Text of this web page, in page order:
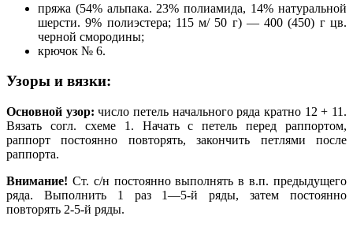
пряжа (54% альпака. 23% полиамида, 14% натуральной
шерсти. 9% полиэстера; 115 м/ 50 г) — 400 (450) г цв.
черной смородины;
крючок № 6.
Узоры и вязки:
Основной узор: число петель начального ряда кратно 12 + 11.
Вязать согл. схеме 1. Начать с петель перед раппортом,
раппорт постоянно повторять, закончить петлями после
раппорта.
Внимание! Ст. с/н постоянно выполнять в в.п. предыдущего
ряда. Выполнить 1 раз 1—5-й ряды, затем постоянно
повторять 2-5-й ряды.